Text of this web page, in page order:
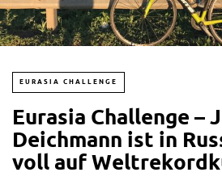
EURASIA CHALLENGE
Eurasia Challenge –
Deichmann ist in
voll auf